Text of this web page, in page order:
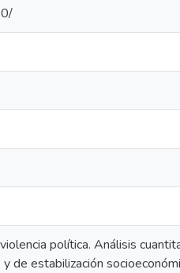
política. Análisis
de estabilización